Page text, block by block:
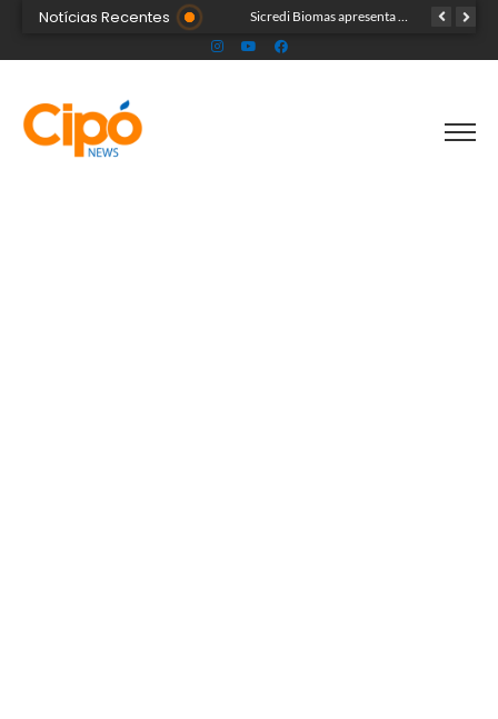
Notícias Recentes Acre segue em alerta para casos de síndrome respiratória aguda grave, aponta Fiocruz